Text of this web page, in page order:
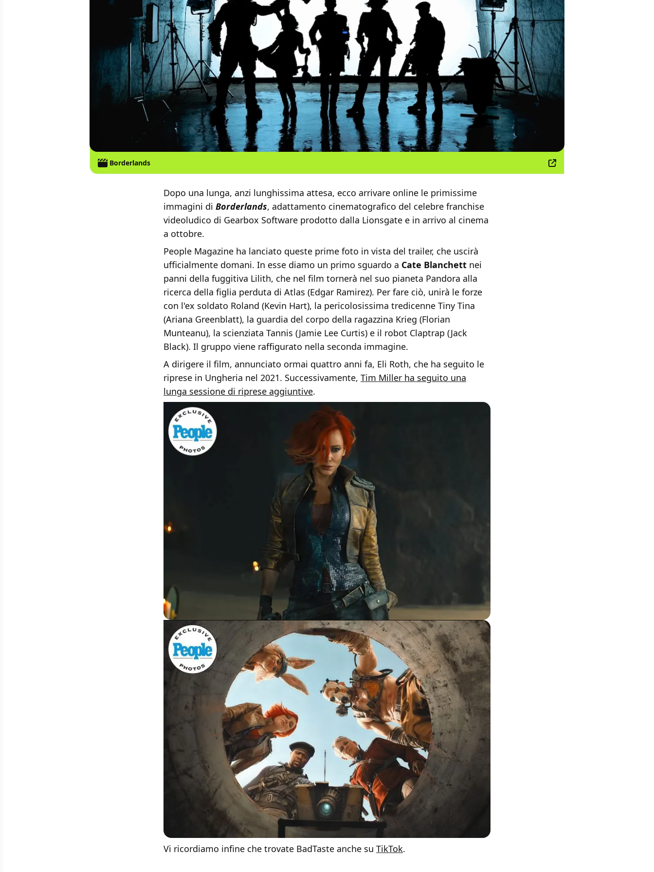
Borderlands
Dopo una lunga, anzi lunghissima attesa, ecco arrivare online le primissime
immagini di Borderlands, adattamento cinematografico del celebre franchise
videoludico di Gearbox Software prodotto dalla Lionsgate e in arrivo al cinema
a ottobre.
People Magazine ha lanciato queste prime foto in vista del trailer, che uscirà
ufficialmente domani. In esse diamo un primo sguardo a Cate Blanchett nei
panni della fuggitiva Lilith, che nel film tornerà nel suo pianeta Pandora alla
ricerca della figlia perduta di Atlas (Edgar Ramirez). Per fare ciò, unirà le forze
con l'ex soldato Roland (Kevin Hart), la pericolosissima tredicenne Tiny Tina
(Ariana Greenblatt), la guardia del corpo della ragazzina Krieg (Florian
Munteanu), la scienziata Tannis (Jamie Lee Curtis) e il robot Claptrap (Jack
Black). Il gruppo viene raffigurato nella seconda immagine.
A dirigere il film, annunciato ormai quattro anni fa, Eli Roth, che ha seguito le
riprese in Ungheria nel 2021. Successivamente, Tim Miller ha seguito una
lunga sessione di riprese aggiuntive.
Vi ricordiamo infine che trovate BadTaste anche su TikTok.